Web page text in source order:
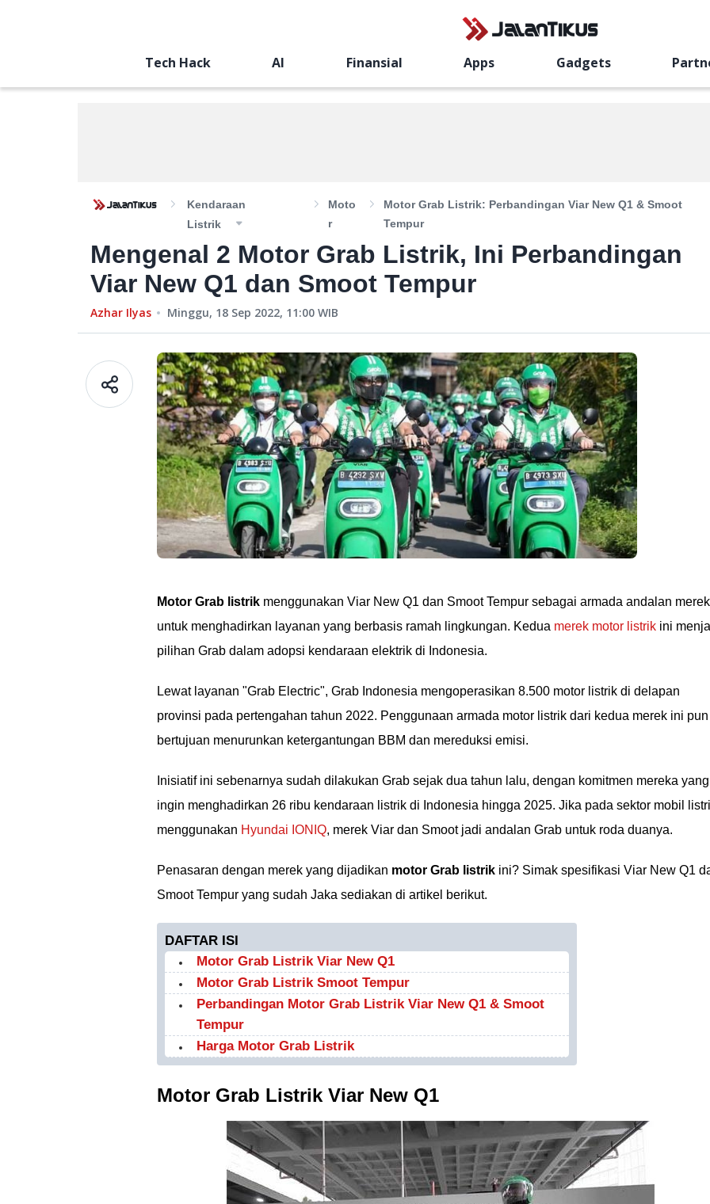
Tech Hack AI Finansial Apps Gadgets
Kendaraan
Listrik
Moto
R
Motor Grab Listrik: Perbandingan Viar New Q1 & Smoot
Tempur
Mengenal 2 Motor Grab Listrik, Ini Perbandingan
Viar New Q1 dan Smoot Tempur
Azhar Ilyas Minggu, 18 Sep 2022, 11:00 WIB
Motor Grab listrik menggunakan Viar New Q1 dan Smoot Tempur sebagai armada andalan
untuk menghadirkan layanan yang berbasis ramah lingkungan. Kedua merek motor listrik ini
pilihan Grab dalam adopsi kendaraan elektrik di Indonesia.
Lewat layanan "Grab Electric", Grab Indonesia mengoperasikan 8.500 motor listrik di delapan
provinsi pada pertengahan tahun 2022. Penggunaan armada motor listrik dari kedua merek ini pun
bertujuan menurunkan ketergantungan BBM dan mereduksi emisi.
Inisiatif ini sebenarnya sudah dilakukan Grab sejak dua tahun lalu, dengan komitmen mereka yang
ingin menghadirkan 26 ribu kendaraan listrik di Indonesia hingga 2025. Jika pada sektor mobil
menggunakan Hyundai IONIQ, merek Viar dan Smoot jadi andalan Grab untuk roda duanya.
Penasaran dengan merek yang dijadikan motor Grab listrik ini? Simak spesifikasi Viar New Q1
Smoot Tempur yang sudah Jaka sediakan di artikel berikut.
DAFTAR ISI
Motor Grab Listrik Viar New Q1
Motor Grab Listrik Smoot Tempur
Perbandingan Motor Grab Listrik Viar New Q1 & Smoot
Tempur
Harga Motor Grab Listrik
Motor Grab Listrik Viar New Q1